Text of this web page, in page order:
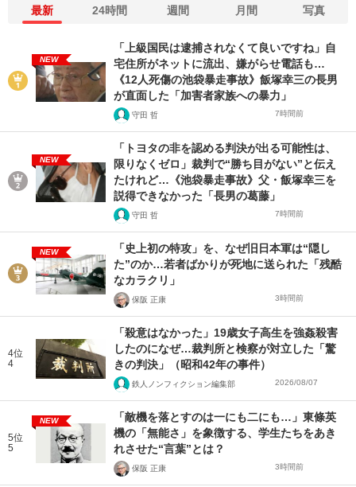
最新 24時間 週間 月間 写真
NEW
「上級国民は逮捕されなくて良いですね」自
宅住所がネットに流出、嫌がらせ電話も…
《12人死傷の池袋暴走事故》飯塚幸三の長男
が直面した「加害者家族への暴力」
守田 哲 7時間前
NEW
「トヨタの非を認める判決が出る可能性は、
限りなくゼロ」裁判で“勝ち目がない”と伝え
たけれど…《池袋暴走事故》父・飯塚幸三を
説得できなかった「長男の葛藤」
守田 哲 7時間前
NEW
「史上初の特攻」を、なぜ旧日本軍は“隠し
た”のか…若者ばかりが死地に送られた「残酷
なカラクリ」
保阪 正康 3時間前
4位
4
「殺意はなかった」19歳女子高生を強姦殺害
したのになぜ…裁判所と検察が対立した「驚
きの判決」（昭和42年の事件）
鉄人ノンフィクション編集部 2026/08/07
5位
5
NEW
「敵機を落とすのは一にも二にも…」東條英
機の「無能さ」を象徴する、学生たちをあき
れさせた“言葉”とは？
保阪 正康 3時間前